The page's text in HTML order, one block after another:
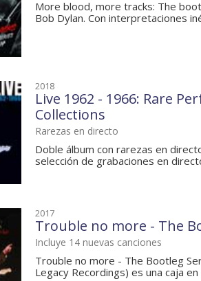
More blood, more tracks: The
Bob Dylan. Con interpretaciones
2018
Live 1962 - 1966: Rare
Collections
Rarezas en directo
Doble álbum con rarezas en
selección de grabaciones en
2017
Trouble no more - The
Incluye 14 nuevas canciones
Trouble no more - The Bootleg
Legacy Recordings) es una caja en